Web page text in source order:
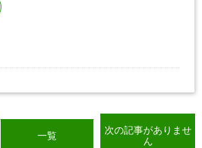
一覧
次の記事がありませ
ん